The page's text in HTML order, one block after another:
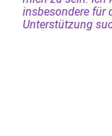
insbesondere für
Unterstützung